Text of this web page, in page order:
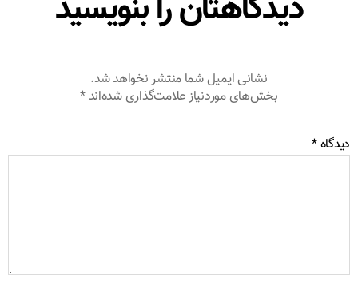
نشانی ایمیل شما منتشر نخواهد شد.
بخش‌های موردنیاز علامت‌گذاری شده‌اند*
*